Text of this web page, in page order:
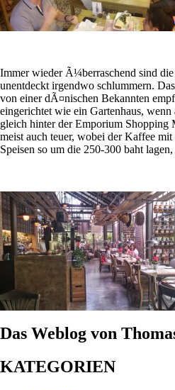
Immer wieder Ã¼berraschend sind
unentdeckt irgendwo schlummern.
von einer dÃ¤nischen Bekannten
eingerichtet wie ein Gartenhaus,
gleich hinter der Emporium Shopping
meist auch teuer, wobei der Kaffee
Speisen so um die 250-300 baht
Das Weblog von
KATEGORIEN